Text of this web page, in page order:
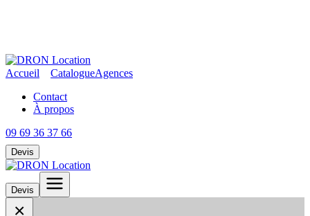
Accueil CatalogueAgences
Contact
À propos
09 69 36 37 66
Devis
Devis
×